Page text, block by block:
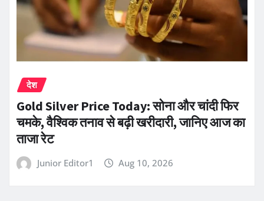
देश
Gold Silver Price Today: सोना और चांदी फिर
चमके, वैश्विक तनाव से बढ़ी खरीदारी, जानिए आज का
ताजा रेट
Junior Editor1 Aug 10, 2026